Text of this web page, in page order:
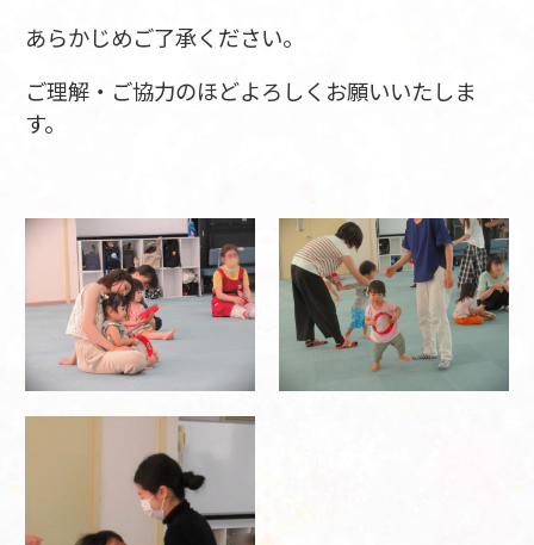
あらかじめご了承ください。
ご理解・ご協力のほどよろしくお願いいたしま
す。